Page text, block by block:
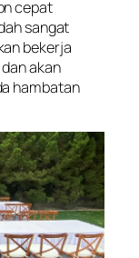
cepat
sangat
bekerja
akan
hambatan